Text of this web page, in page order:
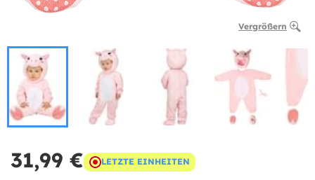
Vergrößern
31,99 € LETZTE EINHEITEN